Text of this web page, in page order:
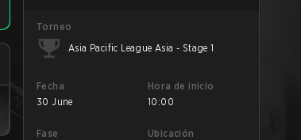
Torneo
Asia Pacific League Asia - Stage 1
Fecha
30 June
Hora de inicio
10:00
Fase
Ubicación